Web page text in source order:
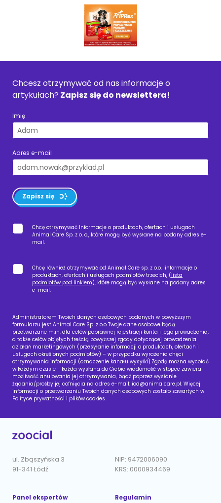
Chcesz otrzymywać od nas informacje o
artykułach? Zapisz się do newslettera!
Imię
Adres e-mail
Zapisz się
Chcę otrzymywać Informacje o produktach, ofertach i usługach
Animal Care Sp. z o. o., które mogą być wysłane na podany adres e-
mail.
Chcę również otrzymywać od Animal Care sp. z o.o. informacje o
produktach, ofertach i usługach podmiotów trzecich, (lista
podmiotów pod linkiem), które mogą być wysłane na podany adres
e-mail.
Administratorem Twoich danych osobowych podanych w powyższym
formularzu jest Animal Care Sp. z o.o Twoje dane osobowe będą
przetwarzane m.in. dla celów poprawnej rejestracji konta i jego prowadzenia,
a także celów objętych treścią powyższej zgody dotyczącej prowadzenia
działań marketingowych (przesyłanie informacji o produktach, ofertach i
usługach określonych podmiotów) – w przypadku wyrażenia chęci
otrzymywania informacji (oznaczenie kanału wysyłki).Zgodę można wycofać
w każdym czasie - każda wysłana do Ciebie wiadomość w stopce zawiera
możliwość anulowania jej otrzymywania, bądź poprzez wysłanie
żądania/prośby jej cofnięcia na adres e-mail: iod@animalcare.pl. Więcej
informacji o przetwarzaniu Twoich danych osobowych zostało zawartych w
Polityce prywatności i plików cookies.
ul. Zbąszyńska 3
91-341 Łódź
NIP: 9472006090
KRS: 0000934469
Panel ekspertów Regulamin